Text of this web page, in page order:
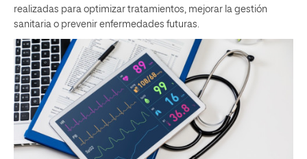
realizadas para optimizar tratamientos, mejorar la gestión
sanitaria o prevenir enfermedades futuras.